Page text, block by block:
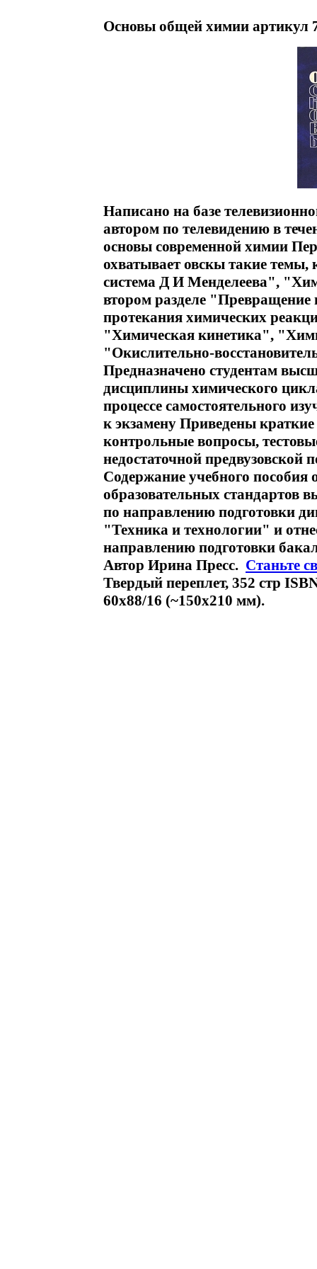
Основы общей химии артикул
Написано на базе
автором по телевидению в
основы современной химии
охватывает овскы такие
система Д И Менделеева",
втором разделе "Превращение
протекания химических
"Химическая кинетика",
"Окислительно-
Предназначено студентам
дисциплины химического
процессе самостоятельного
к экзамену Приведены
контрольные вопросы,
недостаточной предвузовской
Содержание учебного пособия
образовательных стандартов
по направлению подготовки
"Техника и технологии" и
направлению подготовки
Автор Ирина Пресс. Станьте
Твердый переплет, 352 стр
60x88/16 (~150x210 мм).